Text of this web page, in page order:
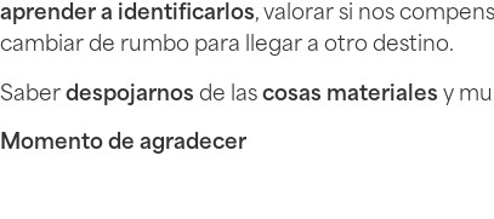
aprender a identificarlos, valorar si nos
cambiar de rumbo para llegar a otro destino.
Saber despojarnos de las cosas materiales y
Momento de agradecer